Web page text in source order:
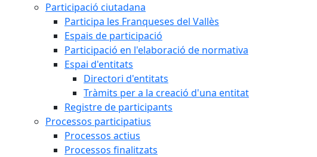
Participació ciutadana
Participa les Franqueses del Vallès
Espais de participació
Participació en l'elaboració de normativa
Espai d'entitats
Directori d'entitats
Tràmits per a la creació d'una entitat
Registre de participants
Processos participatius
Processos actius
Processos finalitzats